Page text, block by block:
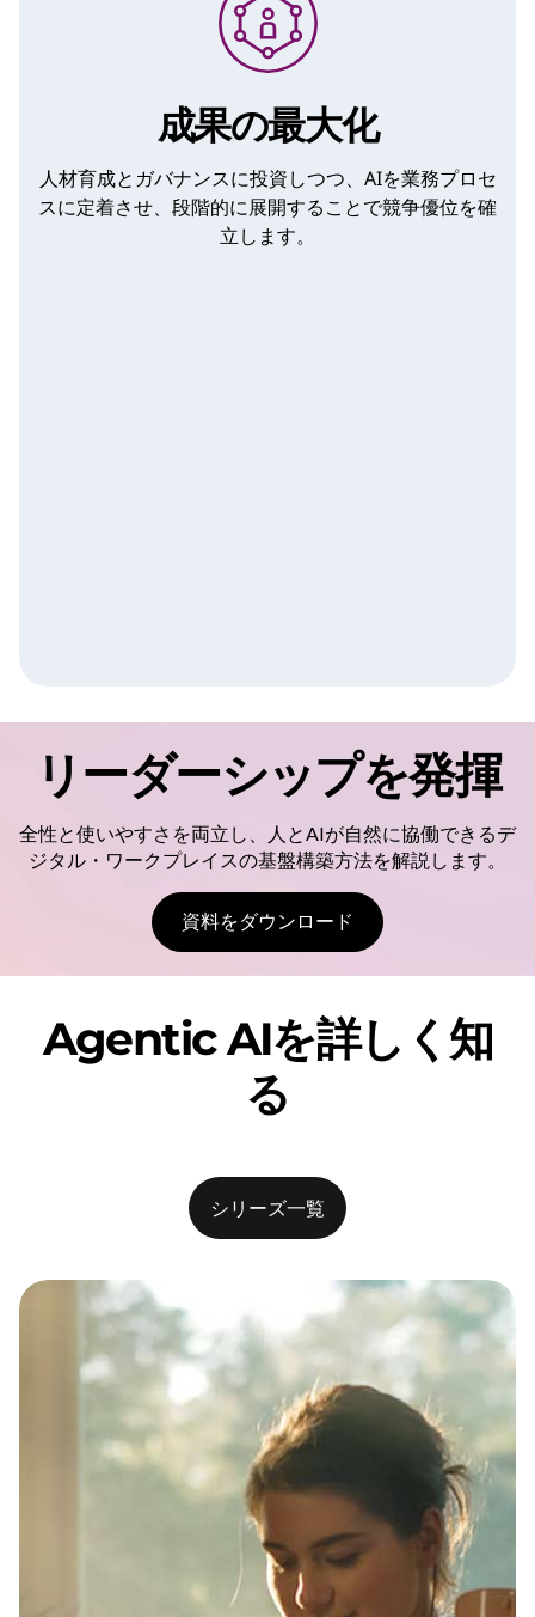
成果の最大化
人材育成とガバナンスに投資しつつ、AIを業務プロセ
スに定着させ、段階的に展開することで競争優位を確
立します。
リーダーシップを発揮
全性と使いやすさを両立し、人とAIが自然に協働できるデ
ジタル・ワークプレイスの基盤構築方法を解説します。
資料をダウンロード
Agentic AIを詳しく知
る
シリーズ一覧